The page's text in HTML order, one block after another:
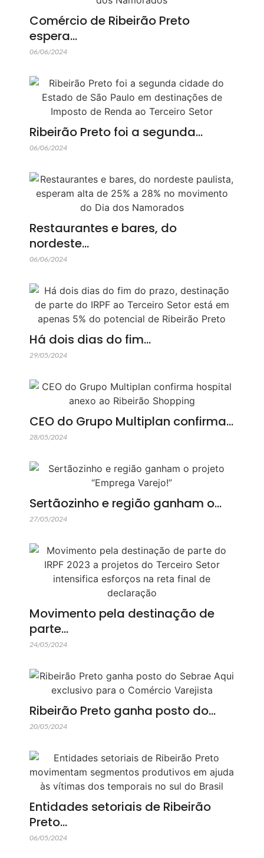
Comércio de Ribeirão Preto
espera…
06/06/2024
Ribeirão Preto foi a segunda…
06/06/2024
Restaurantes e bares, do
nordeste…
06/06/2024
Há dois dias do fim…
29/05/2024
CEO do Grupo Multiplan confirma…
28/05/2024
Sertãozinho e região ganham o…
27/05/2024
Movimento pela destinação de
parte…
24/05/2024
Ribeirão Preto ganha posto do…
20/05/2024
Entidades setoriais de Ribeirão
Preto…
06/05/2024